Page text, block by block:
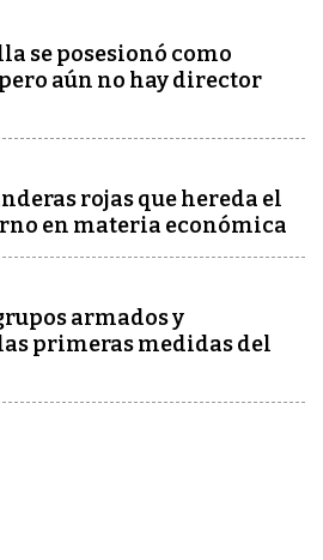
se posesionó como
aún no hay director
rojas que hereda el
en materia económica
armados y
primeras medidas del